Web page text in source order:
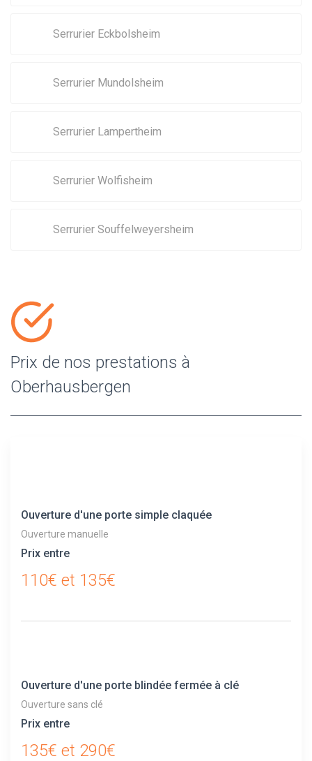
Serrurier Eckbolsheim
Serrurier Mundolsheim
Serrurier Lampertheim
Serrurier Wolfisheim
Serrurier Souffelweyersheim
Prix de nos prestations à
Oberhausbergen
Ouverture d'une porte simple claquée
Ouverture manuelle
Prix entre
110€ et 135€
Ouverture d'une porte blindée fermée à clé
Ouverture sans clé
Prix entre
135€ et 290€